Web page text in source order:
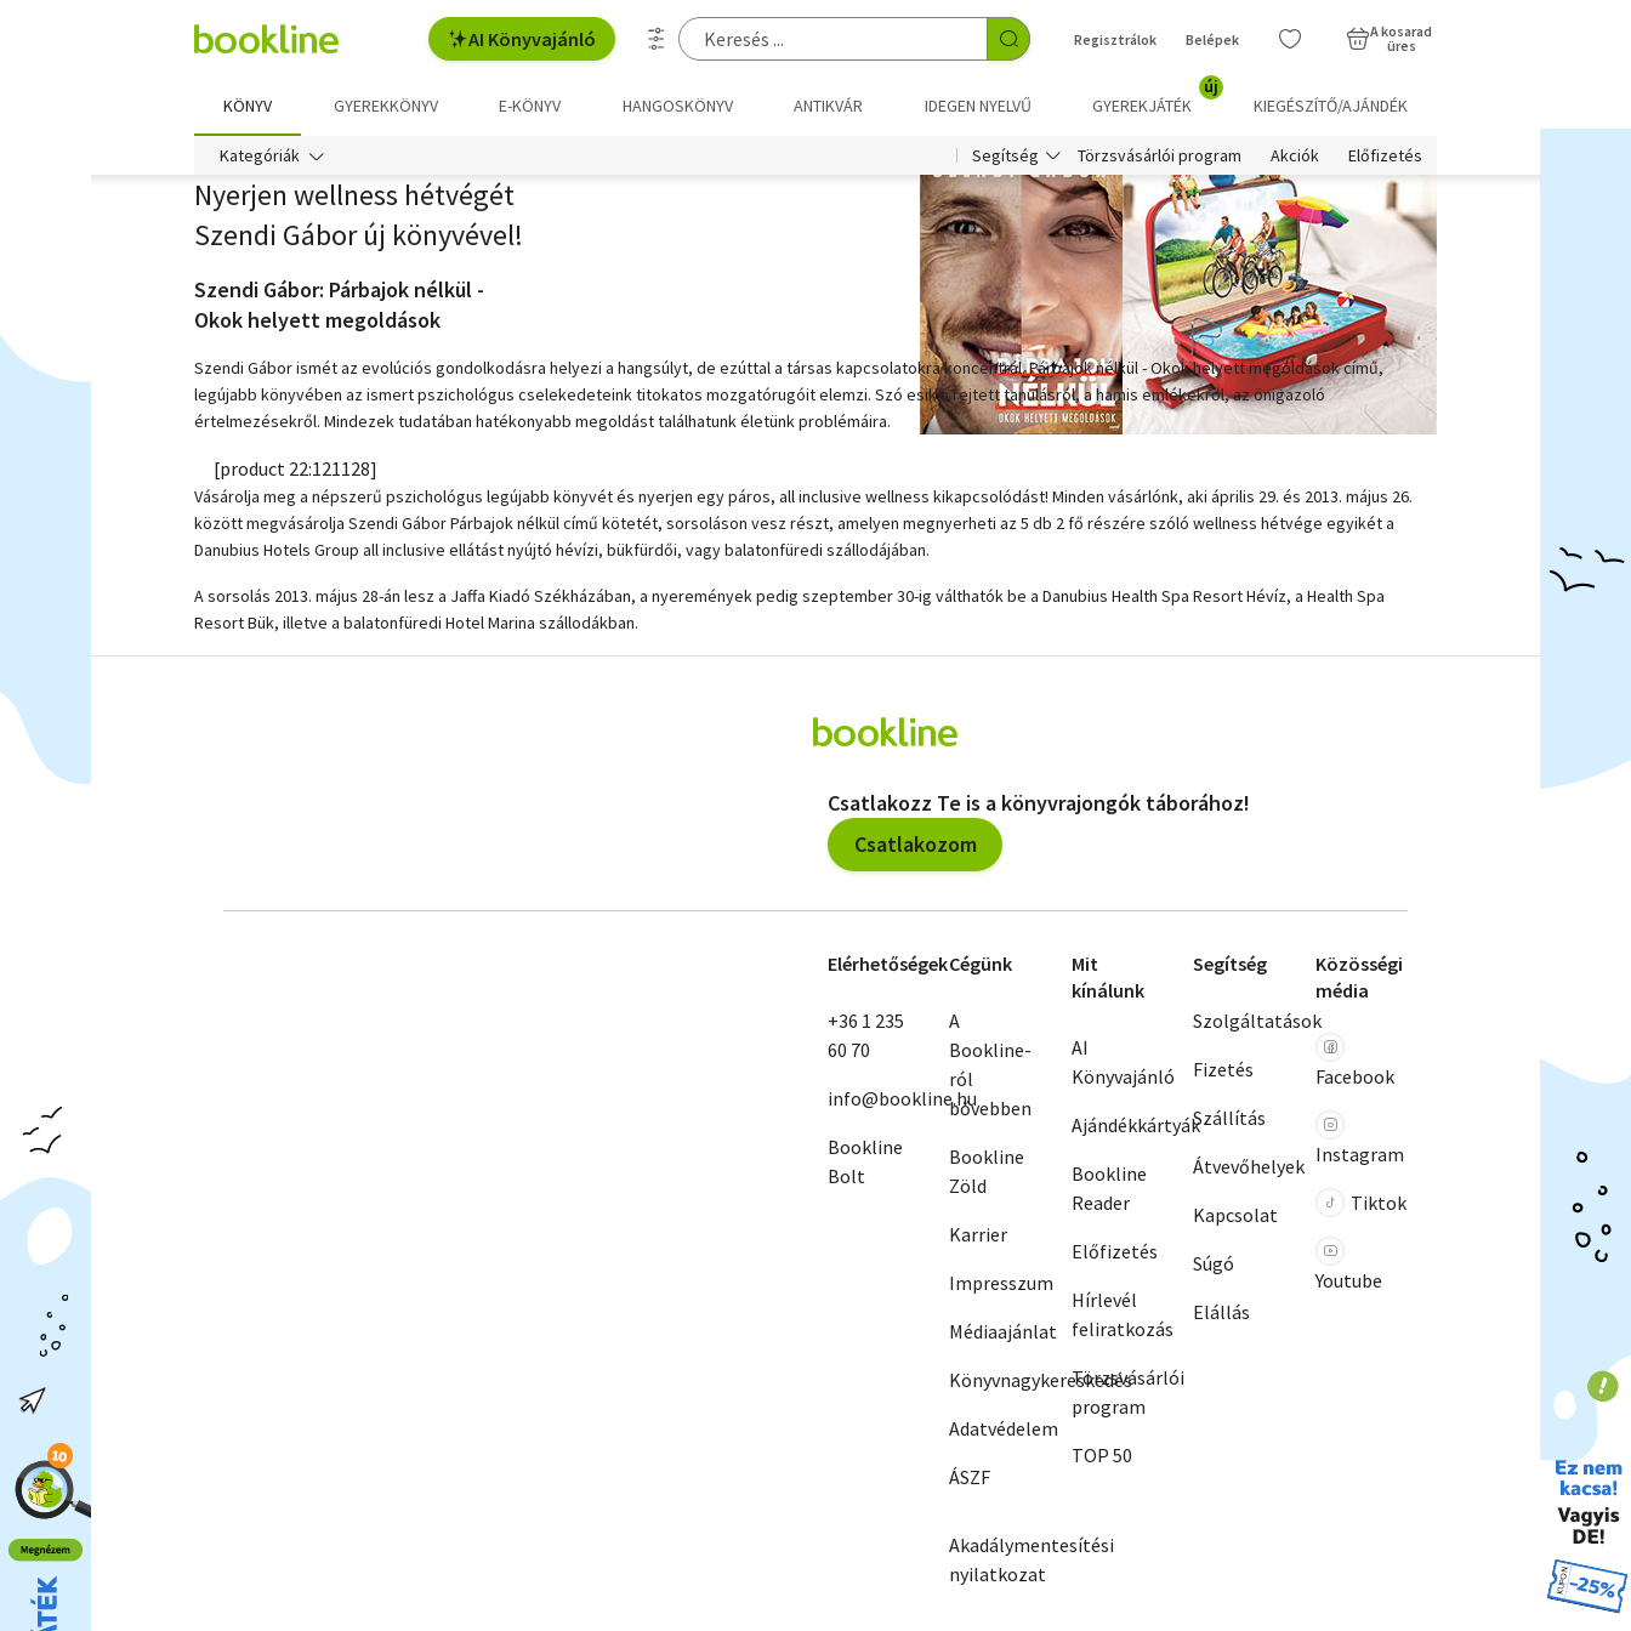
AI Könyvajánló Regisztrálok Belépek
A kosarad
üres
KÖNYV GYEREKKÖNYV E-KÖNYV HANGOSKÖNYV ANTIKVÁR IDEGEN NYELVŰ GYEREKJÁTÉK
új
KIEGÉSZÍTŐ/AJÁNDÉK
Kategóriák Segítség Törzsvásárlói program Akciók Előfizetés
Nyerjen wellness hétvégét
Szendi Gábor új könyvével!
Szendi Gábor: Párbajok nélkül -
Okok helyett megoldások
Szendi Gábor ismét az evolúciós gondolkodásra helyezi a hangsúlyt, de ezúttal a társas kapcsolatokra koncentrál. Párbajok nélkül - Okok helyett megoldások című,
legújabb könyvében az ismert pszichológus cselekedeteink titokatos mozgatórugóit elemzi. Szó esik a rejtett tanulásról, a hamis emlékekről, az önigazoló
értelmezésekről. Mindezek tudatában hatékonyabb megoldást találhatunk életünk problémáira.
[product 22:121128]
Vásárolja meg a népszerű pszichológus legújabb könyvét és nyerjen egy páros, all inclusive wellness kikapcsolódást! Minden vásárlónk, aki április 29. és 2013. május 26.
között megvásárolja Szendi Gábor Párbajok nélkül című kötetét, sorsoláson vesz részt, amelyen megnyerheti az 5 db 2 fő részére szóló wellness hétvége egyikét a
Danubius Hotels Group all inclusive ellátást nyújtó hévízi, bükfürdői, vagy balatonfüredi szállodájában.
A sorsolás 2013. május 28-án lesz a Jaffa Kiadó Székházában, a nyeremények pedig szeptember 30-ig válthatók be a Danubius Health Spa Resort Hévíz, a Health Spa
Resort Bük, illetve a balatonfüredi Hotel Marina szállodákban.
Csatlakozz Te is a könyvrajongók táborához!
Csatlakozom
Elérhetőségek
+36 1 235
60 70
info@bookline.hu
Bookline
Bolt
Cégünk
A
Bookline-
ról
bővebben
Bookline
Zöld
Karrier
Impresszum
Médiaajánlat
Könyvnagykereskedés
Adatvédelem
ÁSZF
Akadálymentesítési
nyilatkozat
Mit
kínálunk
AI
Könyvajánló
Ajándékkártyák
Bookline
Reader
Előfizetés
Hírlevél
feliratkozás
Törzsvásárlói
program
TOP 50
Segítség
Szolgáltatások
Fizetés
Szállítás
Átvevőhelyek
Kapcsolat
Súgó
Elállás
Közösségi
média
Facebook
Instagram
Tiktok
Youtube